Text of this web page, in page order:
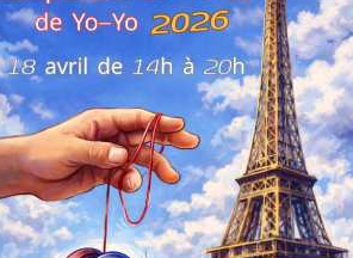
CULTURE EN FAMILLE JEUNESSE & SPORTS